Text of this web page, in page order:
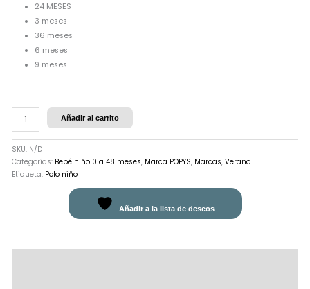
24 MESES
3 meses
36 meses
6 meses
9 meses
Añadir al carrito
SKU: N/D
Categorías: Bebé niño 0 a 48 meses, Marca POPYS, Marcas, Verano
Etiqueta: Polo niño
Añadir a la lista de deseos